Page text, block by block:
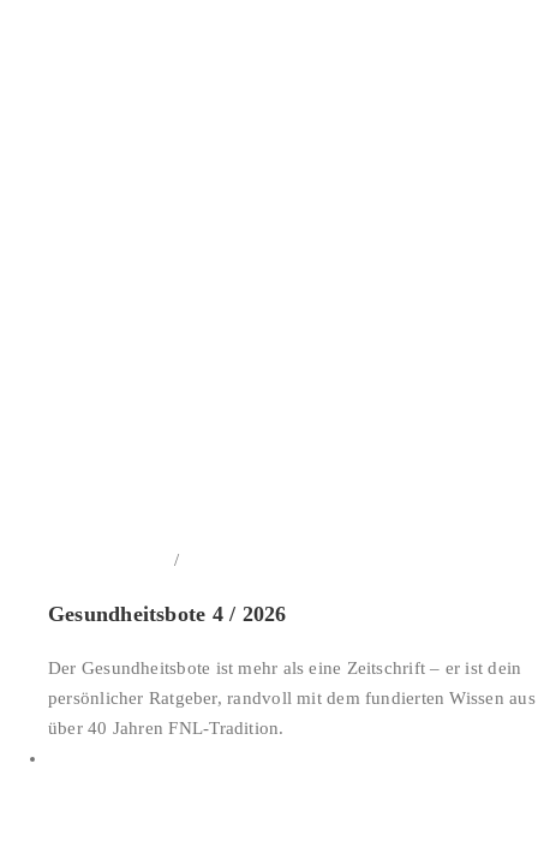
/
Gesundheitsbote 4 / 2026
Der Gesundheitsbote ist mehr als eine Zeitschrift – er ist dein
persönlicher Ratgeber, randvoll mit dem fundierten Wissen aus
über 40 Jahren FNL-Tradition.